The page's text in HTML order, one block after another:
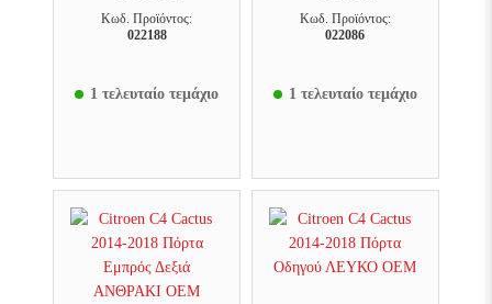
Κωδ. Προϊόντος:
022188
1 τελευταίο τεμάχιο
Κωδ. Προϊόντος:
022086
1 τελευταίο τεμάχιο